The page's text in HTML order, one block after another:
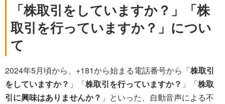
「株取引をしていますか？」「株
取引を行っていますか？」につい
て
2024年5月頃から、+181から始まる電話番号から「株取引
をしていますか？ 」「株取引を行っていますか？ 」「株取
引に興味はありませんか？ 」といった、自動音声による不